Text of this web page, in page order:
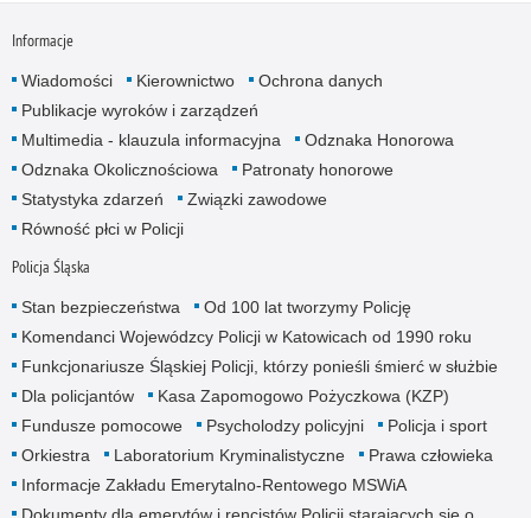
Informacje
Wiadomości Kierownictwo
Ochrona danych
Publikacje wyroków i zarządzeń
Multimedia - klauzula informacyjna
Odznaka Honorowa
Odznaka Okolicznościowa
Patronaty honorowe
Statystyka zdarzeń
Związki zawodowe
Równość płci w Policji
Policja Śląska
Stan bezpieczeństwa
Od 100 lat tworzymy Policję
Komendanci Wojewódzcy Policji w Katowicach od 1990 roku
Funkcjonariusze Śląskiej Policji, którzy ponieśli śmierć w służbie
Dla policjantów
Kasa Zapomogowo Pożyczkowa (KZP)
Fundusze pomocowe
Psycholodzy policyjni
Policja i sport
Orkiestra
Laboratorium Kryminalistyczne
Prawa człowieka
Informacje Zakładu Emerytalno-Rentowego MSWiA